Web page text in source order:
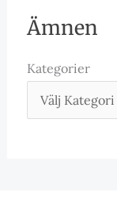
Ämnen
Kategorier